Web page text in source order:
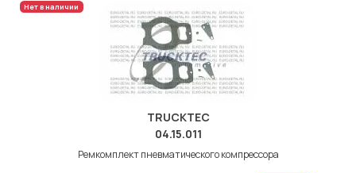
Нет в наличии
TRUCKTEC
04.15.011
Ремкомплект пневматического компрессора